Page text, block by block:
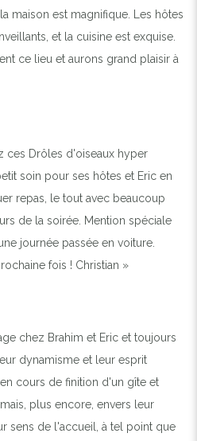
Next
maison est magnifique. Les hôtes
et la cuisine est exquise.
ce lieu et aurons grand plaisir à
ces Drôles d'oiseaux hyper
soin pour ses hôtes et Eric en
repas, le tout avec beaucoup
de la soirée. Mention spéciale
journée passée en voiture.
fois ! Christian »
chez Brahim et Eric et toujours
dynamisme et leur esprit
cours de finition d'un gîte et
plus encore, envers leur
sens de l'accueil, à tel point que